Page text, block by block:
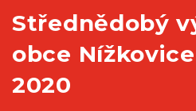
Střednědobý
obce
2020